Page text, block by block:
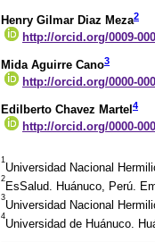
Henry Gilmar Diaz Meza2
http://orcid.org/0009-
Mida Aguirre Cano3
http://orcid.org/0000-
Edilberto Chavez Martel 4
http://orcid.org/0000-
1
Universidad Nacional
2
EsSalud. Huánuco, Perú.
3
Universidad Nacional
4
Universidad de Huánuco.